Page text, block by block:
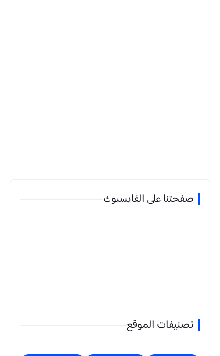
صفحتنا على الفايسبوك
تصنيفات الموقع